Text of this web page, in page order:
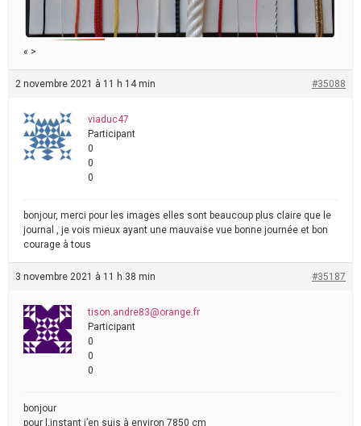
« >
2 novembre 2021 à 11 h 14 min #35088
viaduc47
Participant
0
0
0
bonjour, merci pour les images elles sont beaucoup plus claire que le
journal , je vois mieux ayant une mauvaise vue bonne journée et bon
courage à tous
3 novembre 2021 à 11 h 38 min #35187
tison.andre83@orange.fr
Participant
0
0
0
bonjour
pour l,instant j’en suis à environ 7850 cm